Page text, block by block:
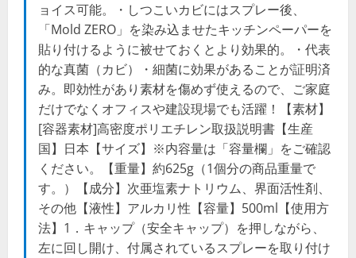
ョイス可能。・しつこいカビにはスプレー後、
「Mold ZERO」を染み込ませたキッチンペーパーを
貼り付けるように被せておくとより効果的。・代表
的な真菌（カビ）・細菌に効果があることが証明済
み。即効性があり素材を傷めず使えるので、ご家庭
だけでなくオフィスや建設現場でも活躍！【素材】
[容器素材]高密度ポリエチレン取扱説明書【生産
国】日本【サイズ】※内容量は「容量欄」をご確認
ください。【重量】約625g（1個分の商品重量で
す。）【成分】次亜塩素ナトリウム、界面活性剤、
その他【液性】アルカリ性【容量】500ml【使用方
法】1．キャップ（安全キャップ）を押しながら、
左に回し開け、付属されているスプレーを取り付け